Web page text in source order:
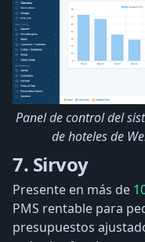
Panel de control del
de hoteles de
7. Sirvoy
Presente en más de
PMS rentable para
presupuestos